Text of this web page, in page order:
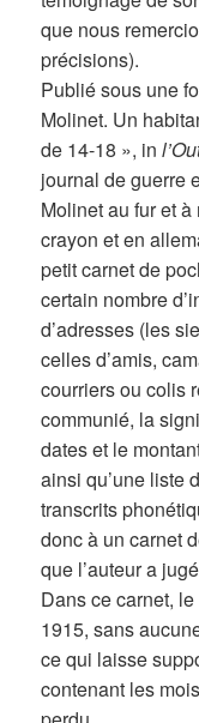
que nous
précisions).
Publié sous une
Molinet. Un
de 14-18 », in
journal de guerre
Molinet au fur et
crayon et en
petit carnet de
certain nombre
d’adresses (les
celles d’amis,
courriers ou colis
communié, la
dates et le
ainsi qu’une liste
transcrits
donc à un carnet
que l’auteur a
Dans ce carnet,
1915, sans
ce qui laisse
contenant les